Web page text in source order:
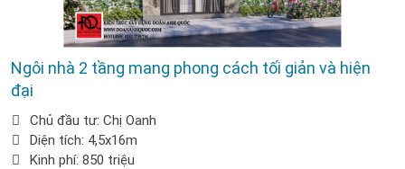
Ngôi nhà 2 tầng mang phong cách tối giản và hiện
đại
Chủ đầu tư: Chị Oanh
Diện tích: 4,5x16m
Kinh phí: 850 triệu